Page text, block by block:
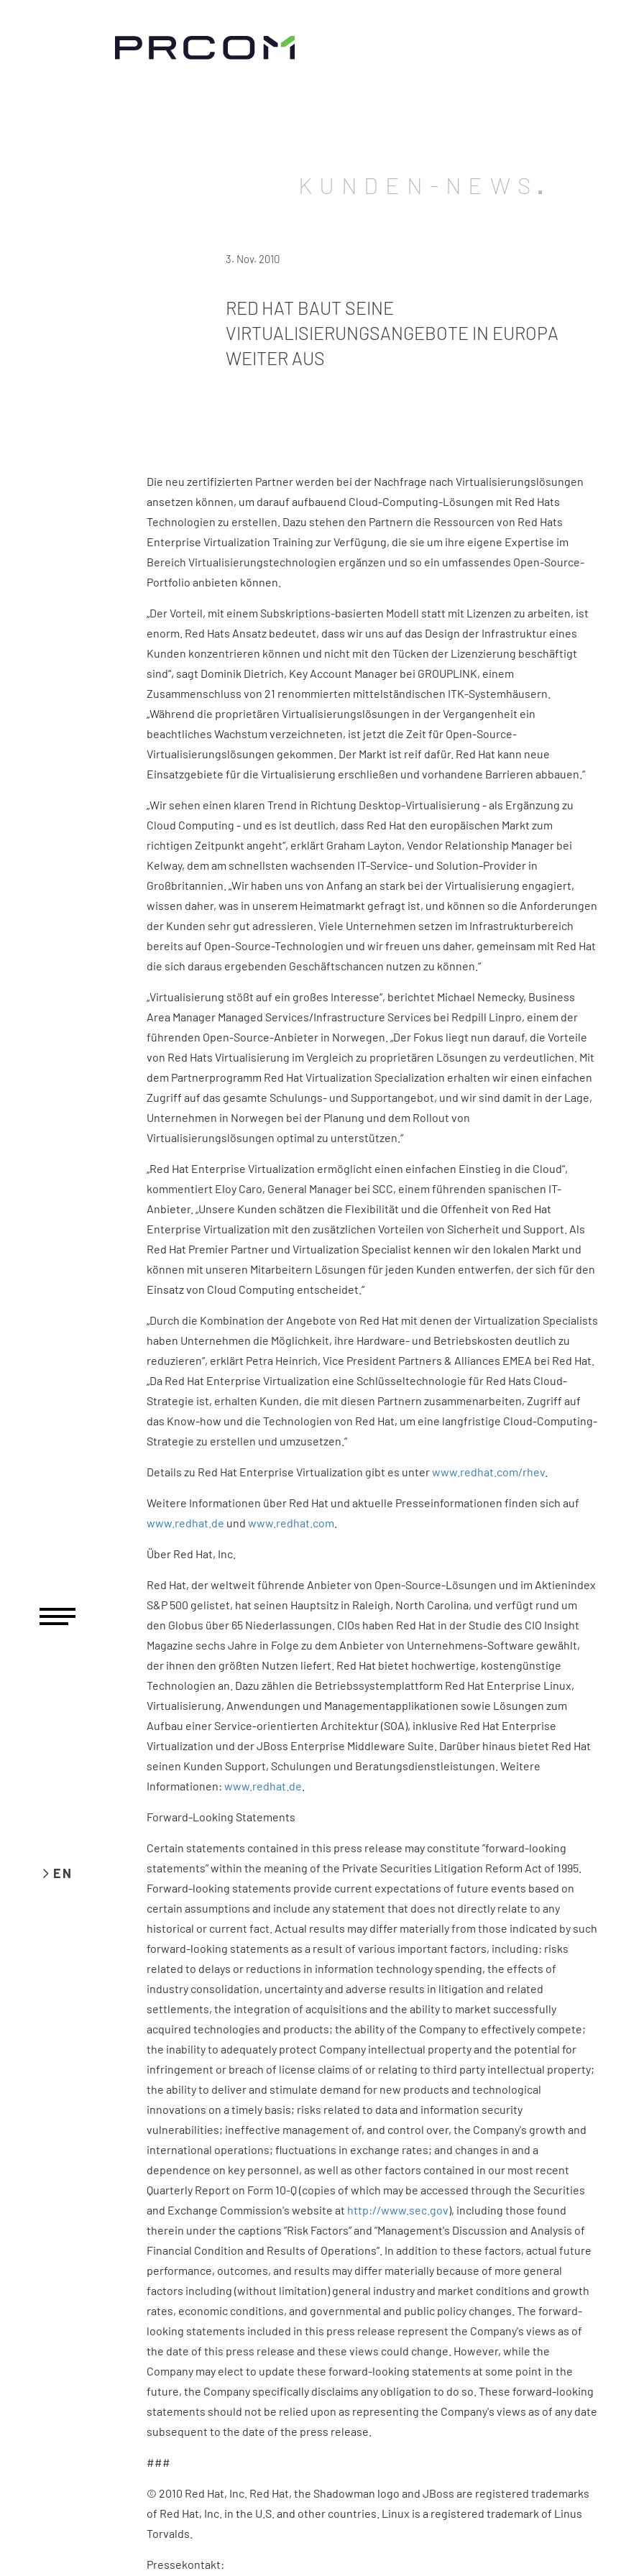
EN
KUNDEN-NEWS
3. Nov. 2010
RED HAT BAUT SEINE
VIRTUALISIERUNGSANGEBOTE IN EUROPA
WEITER AUS
Die neu zertifizierten Partner werden bei der Nachfrage nach Virtualisierungslösungen
ansetzen können, um darauf aufbauend Cloud-Computing-Lösungen mit Red Hats
Technologien zu erstellen. Dazu stehen den Partnern die Ressourcen von Red Hats
Enterprise Virtualization Training zur Verfügung, die sie um ihre eigene Expertise im
Bereich Virtualisierungstechnologien ergänzen und so ein umfassendes Open-Source-
Portfolio anbieten können.
„Der Vorteil, mit einem Subskriptions-basierten Modell statt mit Lizenzen zu arbeiten, ist
enorm. Red Hats Ansatz bedeutet, dass wir uns auf das Design der Infrastruktur eines
Kunden konzentrieren können und nicht mit den Tücken der Lizenzierung beschäftigt
sind“, sagt Dominik Dietrich, Key Account Manager bei GROUPLINK, einem
Zusammenschluss von 21 renommierten mittelständischen ITK-Systemhäusern.
„Während die proprietären Virtualisierungslösungen in der Vergangenheit ein
beachtliches Wachstum verzeichneten, ist jetzt die Zeit für Open-Source-
Virtualisierungslösungen gekommen. Der Markt ist reif dafür. Red Hat kann neue
Einsatzgebiete für die Virtualisierung erschließen und vorhandene Barrieren abbauen.“
„Wir sehen einen klaren Trend in Richtung Desktop-Virtualisierung - als Ergänzung zu
Cloud Computing - und es ist deutlich, dass Red Hat den europäischen Markt zum
richtigen Zeitpunkt angeht“, erklärt Graham Layton, Vendor Relationship Manager bei
Kelway, dem am schnellsten wachsenden IT-Service- und Solution-Provider in
Großbritannien. „Wir haben uns von Anfang an stark bei der Virtualisierung engagiert,
wissen daher, was in unserem Heimatmarkt gefragt ist, und können so die Anforderungen
der Kunden sehr gut adressieren. Viele Unternehmen setzen im Infrastrukturbereich
bereits auf Open-Source-Technologien und wir freuen uns daher, gemeinsam mit Red Hat
die sich daraus ergebenden Geschäftschancen nutzen zu können.“
„Virtualisierung stößt auf ein großes Interesse“, berichtet Michael Nemecky, Business
Area Manager Managed Services/Infrastructure Services bei Redpill Linpro, einem der
führenden Open-Source-Anbieter in Norwegen. „Der Fokus liegt nun darauf, die Vorteile
von Red Hats Virtualisierung im Vergleich zu proprietären Lösungen zu verdeutlichen. Mit
dem Partnerprogramm Red Hat Virtualization Specialization erhalten wir einen einfachen
Zugriff auf das gesamte Schulungs- und Supportangebot, und wir sind damit in der Lage,
Unternehmen in Norwegen bei der Planung und dem Rollout von
Virtualisierungslösungen optimal zu unterstützen.“
„Red Hat Enterprise Virtualization ermöglicht einen einfachen Einstieg in die Cloud“,
kommentiert Eloy Caro, General Manager bei SCC, einem führenden spanischen IT-
Anbieter. „Unsere Kunden schätzen die Flexibilität und die Offenheit von Red Hat
Enterprise Virtualization mit den zusätzlichen Vorteilen von Sicherheit und Support. Als
Red Hat Premier Partner und Virtualization Specialist kennen wir den lokalen Markt und
können mit unseren Mitarbeitern Lösungen für jeden Kunden entwerfen, der sich für den
Einsatz von Cloud Computing entscheidet.“
„Durch die Kombination der Angebote von Red Hat mit denen der Virtualization Specialists
haben Unternehmen die Möglichkeit, ihre Hardware- und Betriebskosten deutlich zu
reduzieren“, erklärt Petra Heinrich, Vice President Partners & Alliances EMEA bei Red Hat.
„Da Red Hat Enterprise Virtualization eine Schlüsseltechnologie für Red Hats Cloud-
Strategie ist, erhalten Kunden, die mit diesen Partnern zusammenarbeiten, Zugriff auf
das Know-how und die Technologien von Red Hat, um eine langfristige Cloud-Computing-
Strategie zu erstellen und umzusetzen.“
Details zu Red Hat Enterprise Virtualization gibt es unterwww.redhat.com/rhev.
Weitere Informationen über Red Hat und aktuelle Presseinformationen finden sich auf
www.redhat.de und www.redhat.com
Über Red Hat, Inc.
Red Hat, der weltweit führende Anbieter von Open-Source-Lösungen und im Aktienindex
S&P 500 gelistet, hat seinen Hauptsitz in Raleigh, North Carolina, und verfügt rund um
den Globus über 65 Niederlassungen. CIOs haben Red Hat in der Studie des CIO Insight
Magazine sechs Jahre in Folge zu dem Anbieter von Unternehmens-Software gewählt,
der ihnen den größten Nutzen liefert. Red Hat bietet hochwertige, kostengünstige
Technologien an. Dazu zählen die Betriebssystemplattform Red Hat Enterprise Linux,
Virtualisierung, Anwendungen und Managementapplikationen sowie Lösungen zum
Aufbau einer Service-orientierten Architektur (SOA), inklusive Red Hat Enterprise
Virtualization und der JBoss Enterprise Middleware Suite. Darüber hinaus bietet Red Hat
seinen Kunden Support, Schulungen und Beratungsdienstleistungen. Weitere
Informationen: www.redhat.de
Forward-Looking Statements
Certain statements contained in this press release may constitute ”forward-looking
statements” within the meaning of the Private Securities Litigation Reform Act of 1995.
Forward-looking statements provide current expectations of future events based on
certain assumptions and include any statement that does not directly relate to any
historical or current fact. Actual results may differ materially from those indicated by such
forward-looking statements as a result of various important factors, including: risks
related to delays or reductions in information technology spending, the effects of
industry consolidation, uncertainty and adverse results in litigation and related
settlements, the integration of acquisitions and the ability to market successfully
acquired technologies and products; the ability of the Company to effectively compete;
the inability to adequately protect Company intellectual property and the potential for
infringement or breach of license claims of or relating to third party intellectual property;
the ability to deliver and stimulate demand for new products and technological
innovations on a timely basis; risks related to data and information security
vulnerabilities; ineffective management of, and control over, the Company's growth and
international operations; fluctuations in exchange rates; and changes in and a
dependence on key personnel, as well as other factors contained in our most recent
Quarterly Report on Form 10-Q (copies of which may be accessed through the Securities
and Exchange Commission's website at http://www.sec.gov), including those found
therein under the captions ”Risk Factors” and ”Management's Discussion and Analysis of
Financial Condition and Results of Operations”. In addition to these factors, actual future
performance, outcomes, and results may differ materially because of more general
factors including (without limitation) general industry and market conditions and growth
rates, economic conditions, and governmental and public policy changes. The forward-
looking statements included in this press release represent the Company's views as of
the date of this press release and these views could change. However, while the
Company may elect to update these forward-looking statements at some point in the
future, the Company specifically disclaims any obligation to do so. These forward-looking
statements should not be relied upon as representing the Company's views as of any date
subsequent to the date of the press release.
###
© 2010 Red Hat, Inc. Red Hat, the Shadowman logo and JBoss are registered trademarks
of Red Hat, Inc. in the U.S. and other countries. Linux is a registered trademark of Linus
Torvalds.
Pressekontakt: